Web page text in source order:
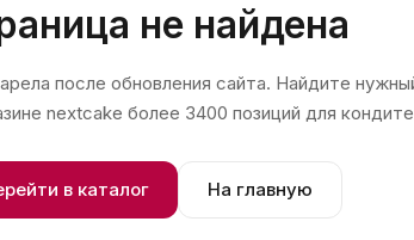
не найдена
после обновления сайта. Найдите
nextcake более 3400 позиций для
в каталог На главную